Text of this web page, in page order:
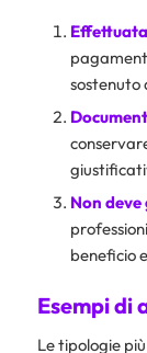
sostenuto
Non
beneficio
Esempi di
Le tipologie